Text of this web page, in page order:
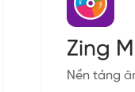
Zing
Nền tảng